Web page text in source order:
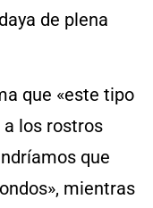
de plena
que «este tipo
los rostros
que
mientras